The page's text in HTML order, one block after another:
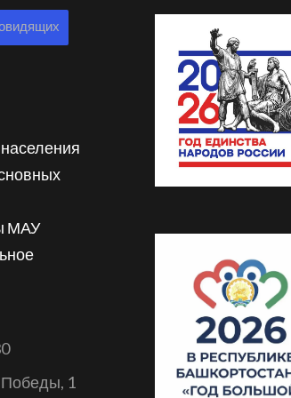
МАУ
Победы, 1